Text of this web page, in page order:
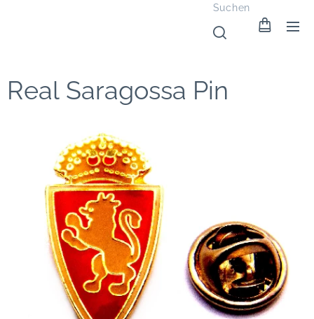
Suchen
Real Saragossa Pin